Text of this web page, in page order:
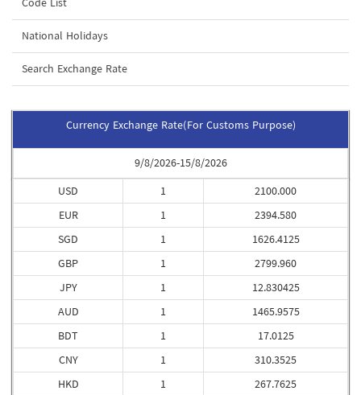
National Holidays
Search Exchange Rate
Currency Exchange Rate(For Customs Purpose)
9/8/2026-15/8/2026
USD
EUR
SGD
GBP
JPY
AUD
BDT
CNY
HKD
1
1
1
1
1
1
1
1
1
2100.000
2394.580
1626.4125
2799.960
12.830425
1465.9575
17.0125
310.3525
267.7625